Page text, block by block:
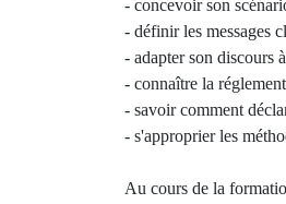
- concevoir son
- définir les messages
- adapter son discours
- connaître la
- savoir comment
- s'approprier les
Au cours de la